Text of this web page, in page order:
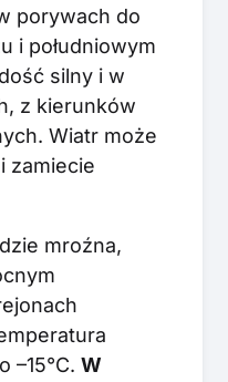
porywach do
i południowym
silny i w
z kierunków
Wiatr może
zamiecie
mroźna,
–15°C. W